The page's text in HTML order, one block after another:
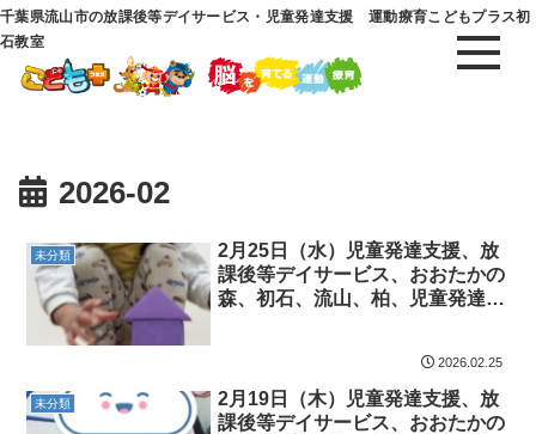
千葉県流山市の放課後等デイサービス・児童発達支援 運動療育こどもプラス初
石教室
2026-02
未分類
2月25日（水）児童発達支援、放
課後等デイサービス、おおたかの
森、初石、流山、柏、児童発達障
害 放デイ 自閉症 ADHD ア
スペルガー症候
2026.02.25
未分類
2月19日（木）児童発達支援、放
課後等デイサービス、おおたかの